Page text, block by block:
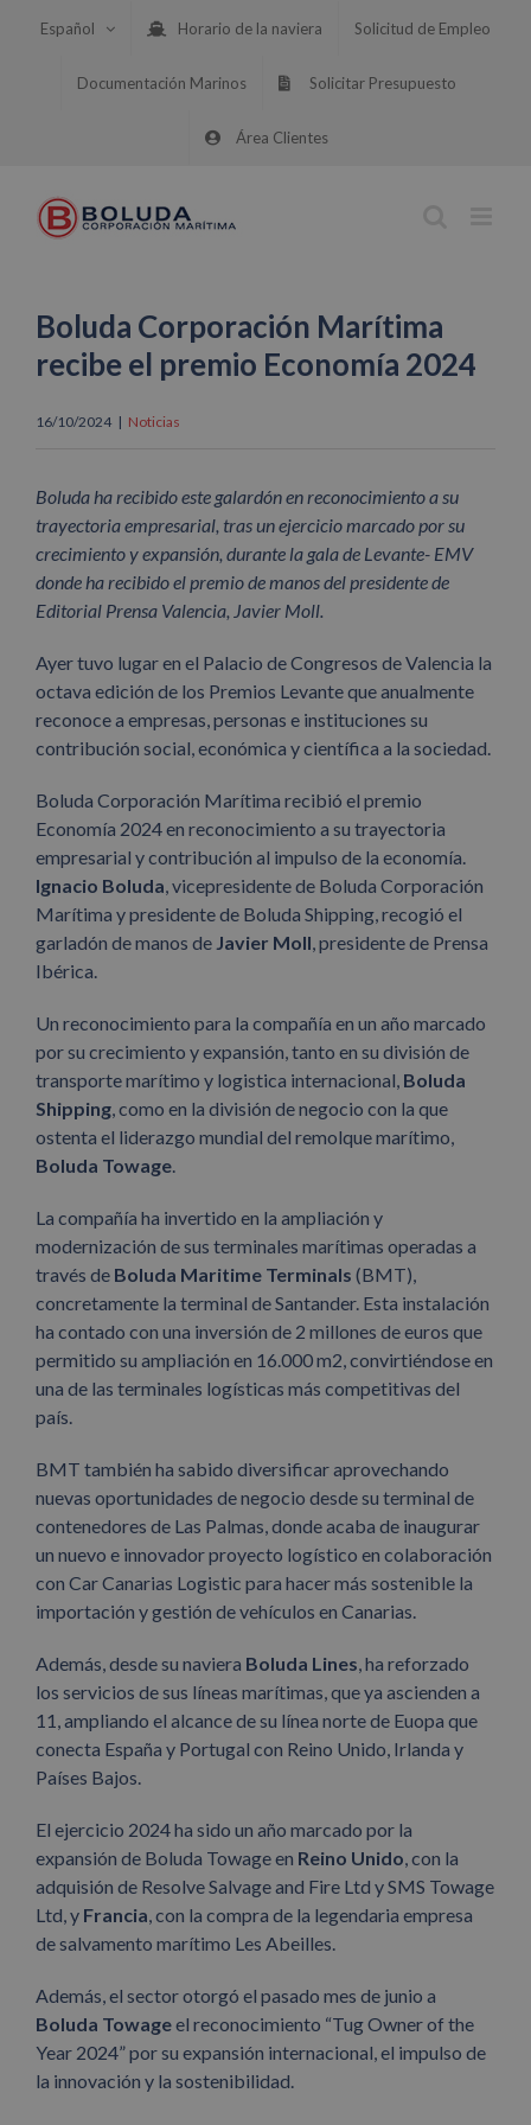
Español Horario de la naviera Solicitud de Empleo
Documentación Marinos Solicitar Presupuesto
Área Clientes
Boluda Corporación Marítima
recibe el premio Economía 2024
16/10/2024 | Noticias
Boluda ha recibido este galardón en reconocimiento a su
trayectoria empresarial, tras un ejercicio marcado por su
crecimiento y expansión, durante la gala de Levante- EMV
donde ha recibido el premio de manos del presidente de
Editorial Prensa Valencia, Javier Moll.
Ayer tuvo lugar en el Palacio de Congresos de Valencia la
octava edición de los Premios Levante que anualmente
reconoce a empresas, personas e instituciones su
contribución social, económica y científica a la sociedad.
Boluda Corporación Marítima recibió el premio
Economía 2024 en reconocimiento a su trayectoria
empresarial y contribución al impulso de la economía.
Ignacio Boluda, vicepresidente de Boluda Corporación
Marítima y presidente de Boluda Shipping, recogió el
garladón de manos de Javier Moll, presidente de Prensa
Ibérica.
Un reconocimiento para la compañía en un año marcado
por su crecimiento y expansión, tanto en su división de
transporte marítimo y logistica internacional, Boluda
Shipping, como en la división de negocio con la que
ostenta el liderazgo mundial del remolque marítimo,
Boluda Towage.
La compañía ha invertido en la ampliación y
modernización de sus terminales marítimas operadas a
través de Boluda Maritime Terminals (BMT),
concretamente la terminal de Santander. Esta instalación
ha contado con una inversión de 2 millones de euros que
permitido su ampliación en 16.000 m2, convirtiéndose en
una de las terminales logísticas más competitivas del
país.
BMT también ha sabido diversificar aprovechando
nuevas oportunidades de negocio desde su terminal de
contenedores de Las Palmas, donde acaba de inaugurar
un nuevo e innovador proyecto logístico en colaboración
con Car Canarias Logistic para hacer más sostenible la
importación y gestión de vehículos en Canarias.
Además, desde su naviera Boluda Lines, ha reforzado
los servicios de sus líneas marítimas, que ya ascienden a
11, ampliando el alcance de su línea norte de Euopa que
conecta España y Portugal con Reino Unido, Irlanda y
Países Bajos.
El ejercicio 2024 ha sido un año marcado por la
expansión de Boluda Towage en Reino Unido, con la
adquisión de Resolve Salvage and Fire Ltd y SMS Towage
Ltd, y Francia, con la compra de la legendaria empresa
de salvamento marítimo Les Abeilles.
Además, el sector otorgó el pasado mes de junio a
Boluda Towageel reconocimiento “Tug Owner of the
Year 2024” por su expansión internacional, el impulso de
la innovación y la sostenibilidad.